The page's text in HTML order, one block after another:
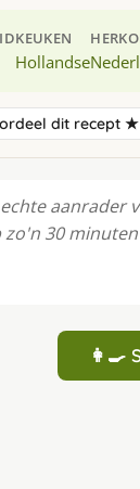
KEUKEN
Hollandse
dit recept ★
aanrader
30
👩‍🍳